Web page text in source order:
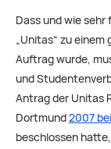
Dass und wie
„Unitas“ zu
Auftrag wurde,
und
Antrag der Unitas
Dortmund2007
beschlossen